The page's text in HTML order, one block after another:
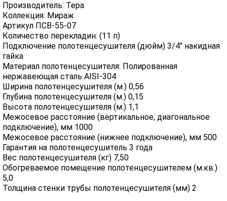
Производитель: Тера
Коллекция: Мираж
Артикул ПСВ-55-07
Количество перекладин: (11 п)
Подключение полотенцесушителя (дюйм) 3/4" накидная
гайка
Материал полотенцесушителя: Полированная
нержавеющая сталь AISI-304
Ширина полотенцесушителя (м.) 0,56
Глубина полотенцесушителя (м.) 0,15
Высота полотенцесушителя (м.) 1,1
Межосевое расстояние (вертикальное, диагональное
подключение), мм 1000
Межосевое расстояние (нижнее подключение), мм 500
Гарантия на полотенцесушитель 3 года
Вес полотенцесушителя (кг) 7,50
Обогреваемое помещение полотенцесушителем (м.кв.)
5,0
Толщина стенки трубы полотенцесушителя (мм) 2